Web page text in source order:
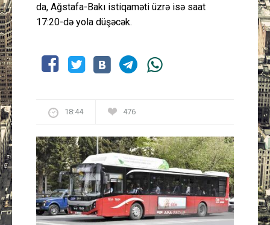
da, Ağstafa-Bakı istiqaməti üzrə isə saat
17:20-də yola düşəcək.
18:44 476